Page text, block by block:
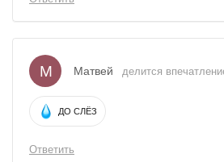
М Матвей делится
ДО СЛЁЗ
Ответить